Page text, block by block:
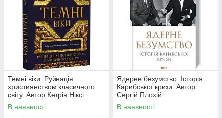
Темні віки. Руйнація
християнством класичного
світу. Автор Кетрін Ніксі
В наявності
Ядерне безумство. Історія
Карибської кризи. Автор
Сергій Плохій
В наявності